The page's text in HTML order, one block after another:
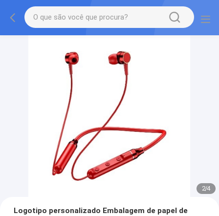
2/4
Logotipo personalizado Embalagem de papel de